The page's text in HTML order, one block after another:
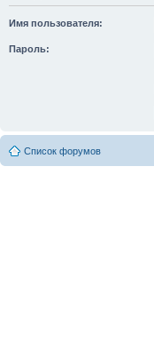
Имя пользователя:
Пароль:
Список форумов